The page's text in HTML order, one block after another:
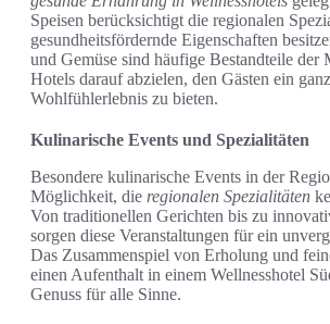
Speisen berücksichtigt die regionalen
gesundheitsfördernde Eigenschaften
und Gemüse sind häufige Bestandteile der
Hotels darauf abzielen, den Gästen ein
Wohlfühlerlebnis zu bieten.
Kulinarische Events und Spezialitäten
Besondere kulinarische Events in der
Möglichkeit, die regionalen Spezialitäten
Von traditionellen Gerichten bis zu
sorgen diese Veranstaltungen für ein
Das Zusammenspiel von Erholung und
einen Aufenthalt in einem Wellnesshotel
Genuss für alle Sinne.